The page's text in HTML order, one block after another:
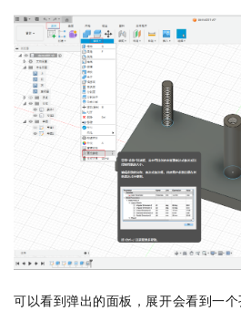
可以看到弹出的面板，展开会看到一